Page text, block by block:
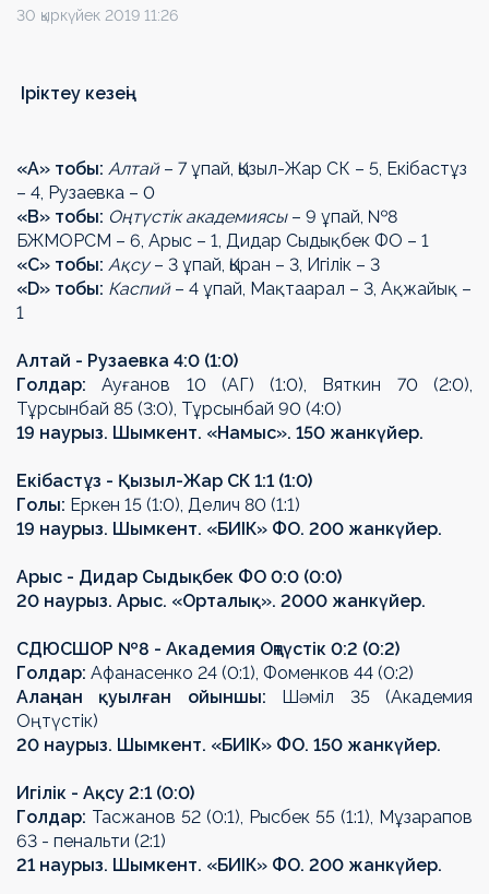
30 қыркүйек 2019 11:26
Іріктеу кезеңі
«A» тобы: Алтай– 7 ұпай, Қызыл-Жар СК – 5, Екібастұз
– 4, Рузаевка – 0
«B» тобы: Оңтүстік академиясы – 9 ұпай, №8
БЖМОРСМ – 6, Арыс – 1, Дидар Сыдықбек ФО – 1
«C» тобы: Ақсу– 3 ұпай, Қыран – 3, Игілік – 3
«D» тобы: Каспий– 4 ұпай, Мақтаарал – 3, Ақжайық –
1
Алтай - Рузаевка 4:0 (1:0)
Голдар: Ауғанов 10 (АГ) (1:0), Вяткин 70 (2:0),
Тұрсынбай 85 (3:0), Тұрсынбай 90 (4:0)
19 наурыз. Шымкент. «Намыс». 150 жанкүйер.
Екібастұз - Қызыл-Жар СК 1:1 (1:0)
Голы: Еркен 15 (1:0), Делич 80 (1:1)
19 наурыз. Шымкент. «БИІК» ФО. 200 жанкүйер.
Арыс - Дидар Сыдықбек ФО 0:0 (0:0)
20 наурыз. Арыс. «Орталық». 2000 жанкүйер.
СДЮСШОР №8 - Академия Оңтүстік 0:2 (0:2)
Голдар: Афанасенко 24 (0:1), Фоменков 44 (0:2)
Алаңнан қуылған ойыншы: Шәміл 35 (Академия
Оңтүстік)
20 наурыз. Шымкент. «БИІК» ФО. 150 жанкүйер.
Игілік - Ақсу 2:1 (0:0)
Голдар: Тасжанов 52 (0:1), Рысбек 55 (1:1), Мұзарапов
63 - пенальти (2:1)
21 наурыз. Шымкент. «БИІК» ФО. 200 жанкүйер.